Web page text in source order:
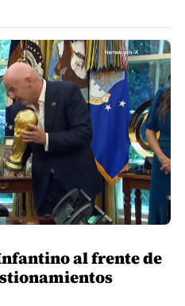
al frente de